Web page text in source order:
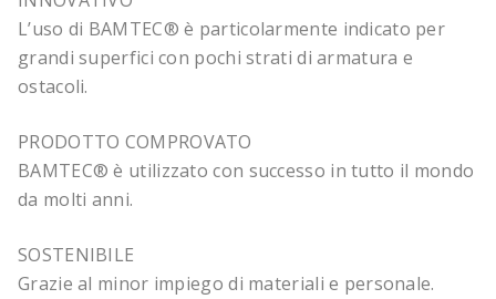
L’uso di BAMTEC® è particolarmente indicato per
grandi superfici con pochi strati di armatura e
ostacoli.
PRODOTTO COMPROVATO
BAMTEC® è utilizzato con successo in tutto il mondo
da molti anni.
SOSTENIBILE
Grazie al minor impiego di materiali e personale.